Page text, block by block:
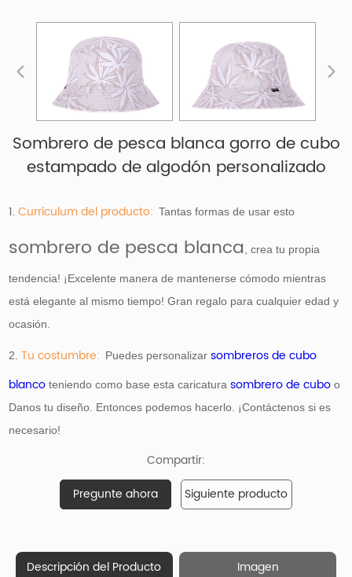
Sombrero de pesca blanca gorro de cubo
estampado de algodón personalizado
1.Currículum del producto: Tantas formas de usar esto
sombrero de pesca blanca , crea tu propia
tendencia! ¡Excelente manera de mantenerse cómodo mientras
está elegante al mismo tiempo! Gran regalo para cualquier edad y
ocasión.
2.Tu costumbre: Puedes personalizarsombreros de cubo
blanco teniendo como base esta caricaturasombrero de cubo o
Danos tu diseño. Entonces podemos hacerlo. ¡Contáctenos si es
necesario!
Compartir:
Pregunte ahora
Siguiente producto
Descripción del Producto Imagen